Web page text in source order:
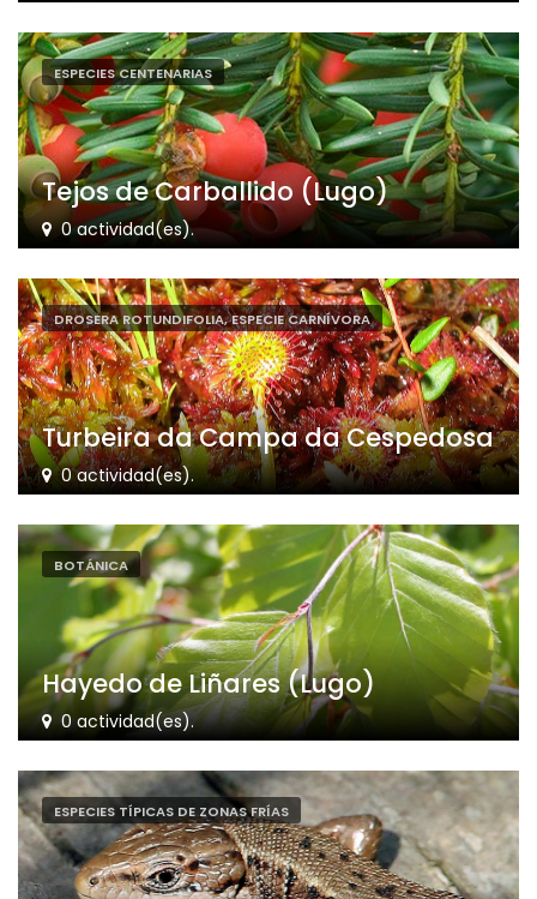
ESPECIES CENTENARIAS
Tejos de Carballido (Lugo)
0 actividad(es).
DROSERA ROTUNDIFOLIA, ESPECIE CARNÍVORA
Turbeira da Campa da Cespedosa
0 actividad(es).
BOTÁNICA
Hayedo de Liñares (Lugo)
0 actividad(es).
ESPECIES TÍPICAS DE ZONAS FRÍAS